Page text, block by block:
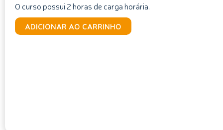
O curso possui 2 horas de carga horária.
Curso
de
ADICIONAR AO CARRINHO